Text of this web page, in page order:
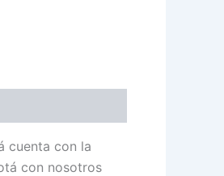
cuenta con la
con nosotros